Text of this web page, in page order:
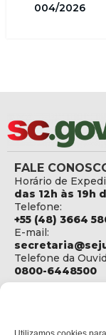
004/2026
FALE
Horário de
das 12h às 19h
Telefone:
+55 (48) 3664
E-mail:
Telefone da
0800-6448500
SEJURI -